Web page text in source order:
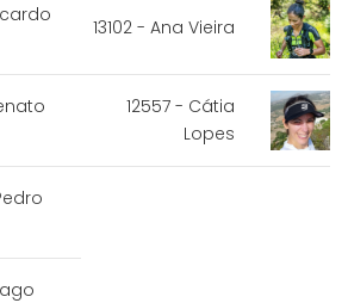
13102 - Ana Vieira
12557 - Cátia
Lopes